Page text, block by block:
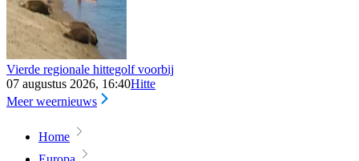
Vierde regionale hittegolf voorbij
07 augustus 2026, 16:40Hitte
Meer weernieuws
Home